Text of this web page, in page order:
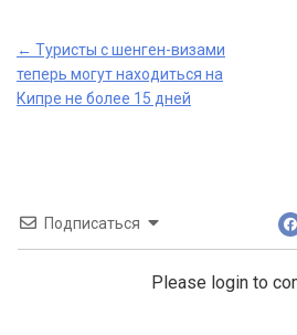
Post
navigation
← Туристы с шенген-визами
теперь могут находиться на
Кипре не более 15 дней
Подписаться
Please login to